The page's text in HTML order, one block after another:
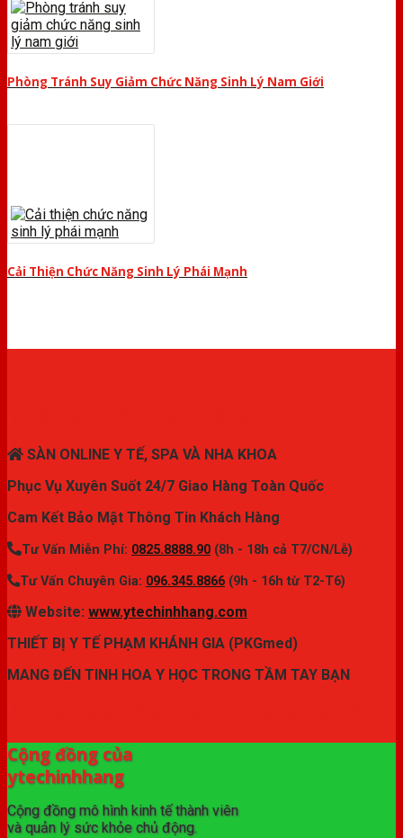
Phòng Tránh Suy Giảm Chức Năng Sinh Lý Nam Giới
Cải Thiện Chức Năng Sinh Lý Phái Mạnh
SÀN ONLINE Y TẾ, SPA VÀ NHA KHOA
Phục Vụ Xuyên Suốt 24/7 Giao Hàng Toàn Quốc
Cam Kết Bảo Mật Thông Tin Khách Hàng
Tư Vấn Miễn Phí: 0825.8888.90 (8h - 18h cả T7/CN/Lễ)
Tư Vấn Chuyên Gia: 096.345.8866 (9h - 16h từ T2-T6)
Website: www.ytechinhhang.com
THIẾT BỊ Y TẾ PHẠM KHÁNH GIA (PKGmed)
MANG ĐẾN TINH HOA Y HỌC TRONG TẦM TAY BẠN
Cộng đồng của
ytechinhhang
Cộng đồng mô hình kinh tế thành viên
và quản lý sức khỏe chủ động.